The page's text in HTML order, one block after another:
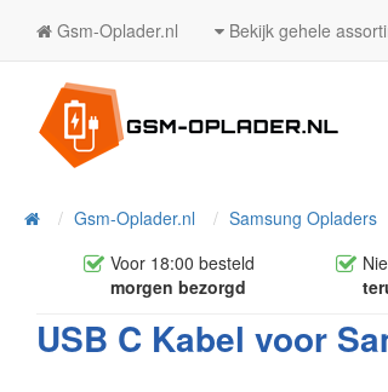
Gsm-Oplader.nl Bekijk gehele
HomeGsm-Oplader.nl Samsung Opladers
Voor 18:00 besteld
morgen bezorgd
USB C Kabel voor